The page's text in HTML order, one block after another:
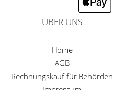
ÜBER UNS
Home
AGB
Rechnungskauf für Behörden